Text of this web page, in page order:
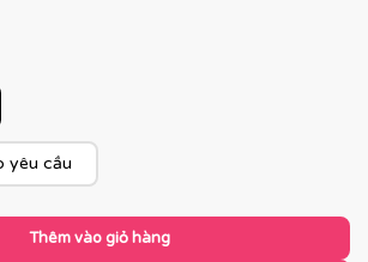
yêu cầu
Thêm vào giỏ hàng